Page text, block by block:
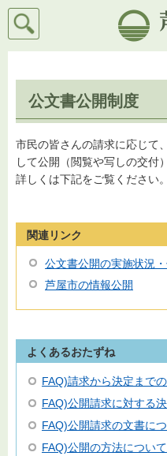
芦屋市
検索
公文書公開制度
市民の皆さんの請求に応じて
して公開（閲覧や写しの交付
詳しくは下記をご覧ください。
関連リンク
公文書公開の実施状況
芦屋市の情報公開
よくあるおたずね
FAQ)請求から決定まで
FAQ)公開請求に対する
FAQ)公開請求の文書に
FAQ)公開の方法について